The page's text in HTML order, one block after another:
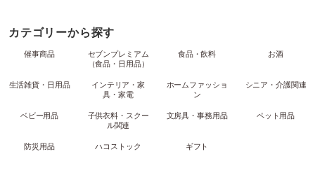
カテゴリーから探す
催事商品
セブンプレミアム
（食品・日用品）
食品・飲料 お酒
生活雑貨・日用品
インテリア・家
具・家電
ホームファッショ
ン
シニア・介護関連
ベビー用品
子供衣料・スクー
ル関連
文房具・事務用品 ペット用品
防災用品 ハコストック ギフト